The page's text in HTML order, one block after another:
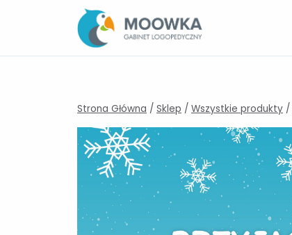
Strona Główna / Sklep / Wszystkie produkty /